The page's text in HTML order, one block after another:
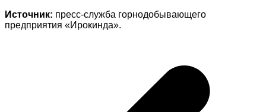
Источник: пресс-служба горнодобывающего
предприятия «Ирокинда».